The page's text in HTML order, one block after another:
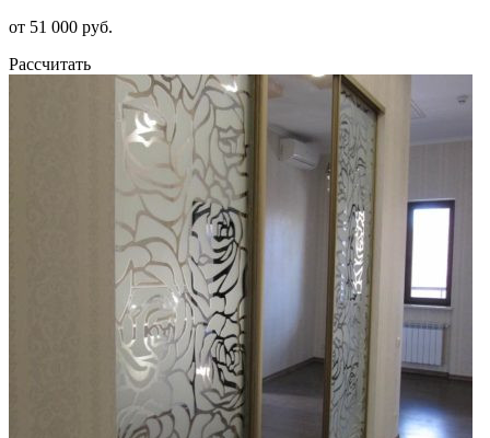
от 51 000 руб.
Рассчитать